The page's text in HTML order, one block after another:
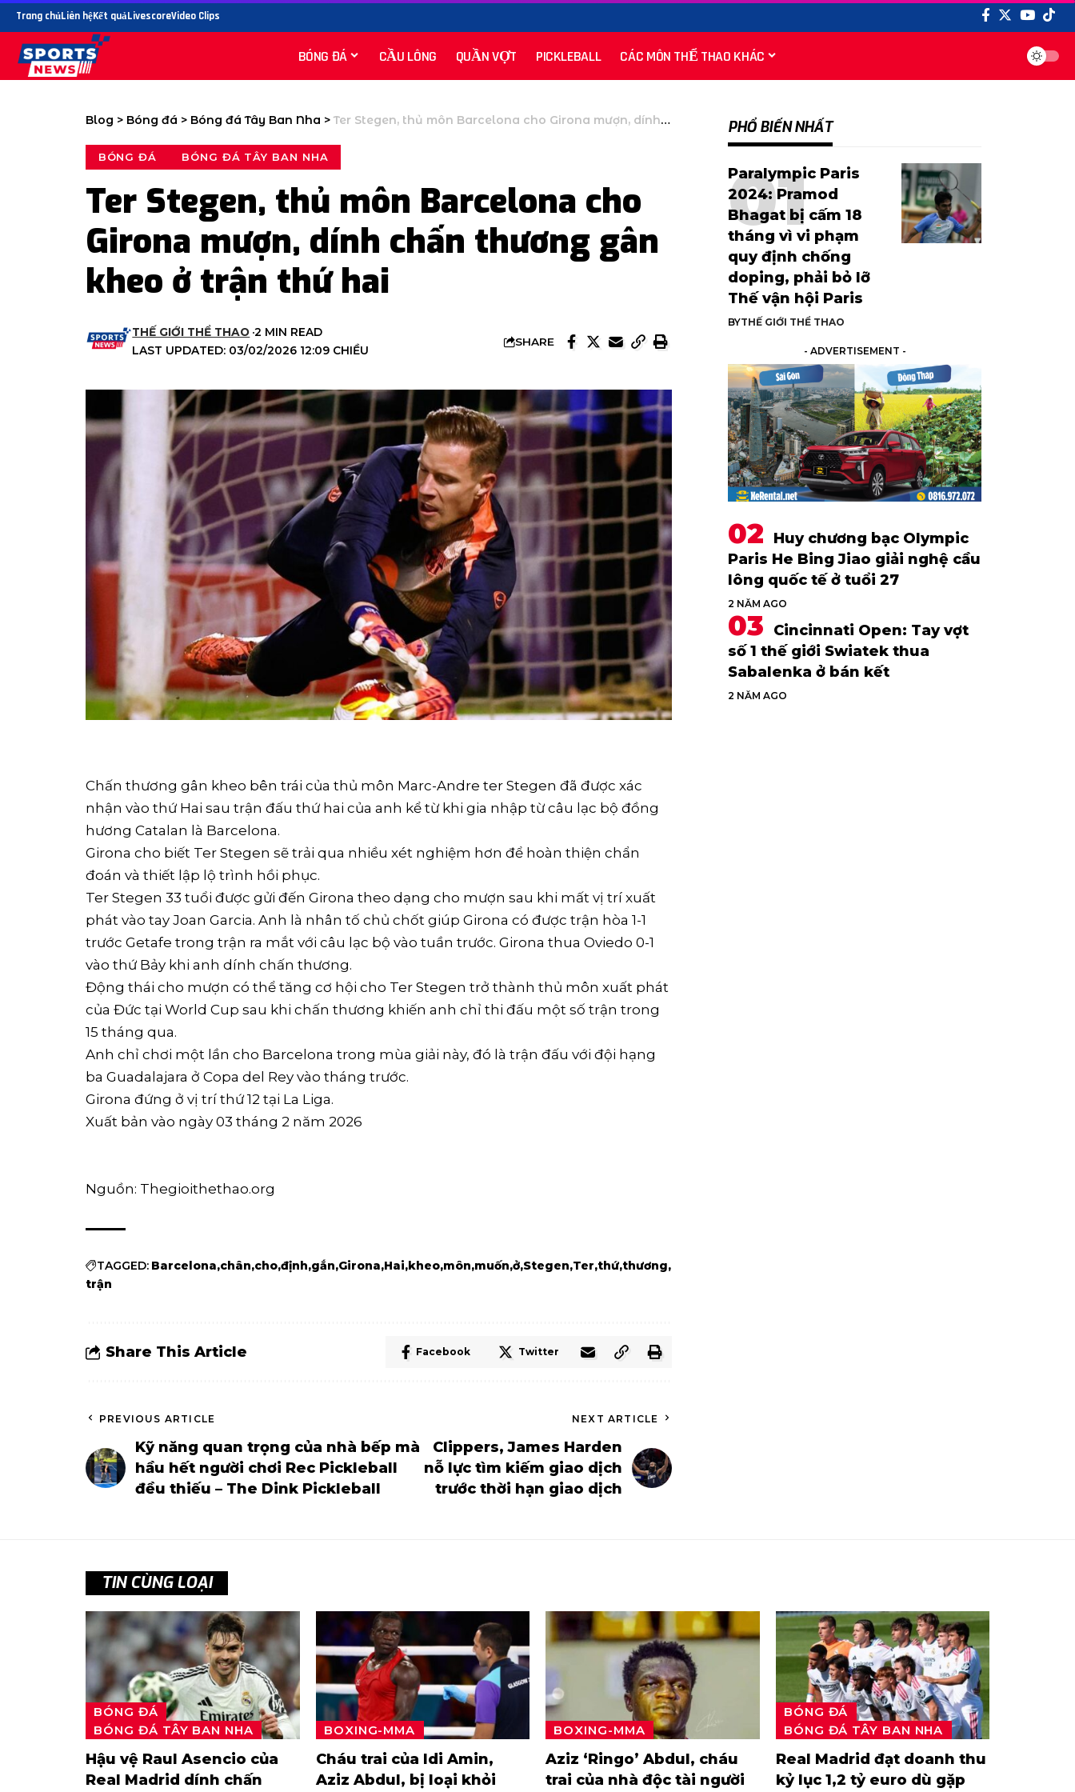
Trang chủLiên hệKết quảLivescoreVideo Clips
BÓNG ĐÁ CẦU LÔNG QUẦN VỢT PICKLEBALL CÁC MÔN THỂ THAO KHÁC
Blog > Bóng đá > Bóng đá Tây Ban Nha > Ter Stegen, thủ môn Barcelona cho Girona mượn, dính chấn thương gân kheo ở trận thứ hai
BÓNG ĐÁ BÓNG ĐÁ TÂY BAN NHA
Ter Stegen, thủ môn Barcelona cho
Girona mượn, dính chấn thương gân
kheo ở trận thứ hai
LAST UPDATED: 03/02/2026 12:09 CHIỀU
THẾ GIỚI THỂ THAO 2 MIN READ
SHARE
Chấn thương gân kheo bên trái của thủ môn Marc-Andre ter Stegen đã được xác
nhận vào thứ Hai sau trận đấu thứ hai của anh kể từ khi gia nhập từ câu lạc bộ đồng
hương Catalan là Barcelona.
Girona cho biết Ter Stegen sẽ trải qua nhiều xét nghiệm hơn để hoàn thiện chẩn
đoán và thiết lập lộ trình hồi phục.
Ter Stegen 33 tuổi được gửi đến Girona theo dạng cho mượn sau khi mất vị trí xuất
phát vào tay Joan Garcia. Anh là nhân tố chủ chốt giúp Girona có được trận hòa 1-1
trước Getafe trong trận ra mắt với câu lạc bộ vào tuần trước. Girona thua Oviedo 0-1
vào thứ Bảy khi anh dính chấn thương.
Động thái cho mượn có thể tăng cơ hội cho Ter Stegen trở thành thủ môn xuất phát
của Đức tại World Cup sau khi chấn thương khiến anh chỉ thi đấu một số trận trong
15 tháng qua.
Anh chỉ chơi một lần cho Barcelona trong mùa giải này, đó là trận đấu với đội hạng
ba Guadalajara ở Copa del Rey vào tháng trước.
Girona đứng ở vị trí thứ 12 tại La Liga.
Xuất bản vào ngày 03 tháng 2 năm 2026
Nguồn: Thegioithethao.org
TAGGED: Barcelona chân cho định gắn Girona Hai kheo môn muốn ở Stegen Ter thứ thương
trận
Share This Article Facebook Twitter
PREVIOUS ARTICLE
Kỹ năng quan trọng của nhà bếp mà
hầu hết người chơi Rec Pickleball
đều thiếu – The Dink Pickleball
NEXT ARTICLE
Clippers, James Harden
nỗ lực tìm kiếm giao dịch
trước thời hạn giao dịch
PHỔ BIẾN NHẤT
Paralympic Paris
2024: Pramod
Bhagat bị cấm 18
tháng vì vi phạm
quy định chống
doping, phải bỏ lỡ
Thế vận hội Paris
BYTHẾ GIỚI THỂ THAO
- ADVERTISEMENT -
Huy chương bạc Olympic
Paris He Bing Jiao giải nghệ cầu
lông quốc tế ở tuổi 27
2 NĂM AGO
Cincinnati Open: Tay vợt
số 1 thế giới Swiatek thua
Sabalenka ở bán kết
2 NĂM AGO
TIN CÙNG LOẠI
BÓNG ĐÁ
BÓNG ĐÁ TÂY BAN NHA
Hậu vệ Raul Asencio của
Real Madrid dính chấn
BOXING-MMA
Cháu trai của Idi Amin,
Aziz Abdul, bị loại khỏi
BOXING-MMA
Aziz ‘Ringo’ Abdul, cháu
trai của nhà độc tài người
BÓNG ĐÁ
BÓNG ĐÁ TÂY BAN NHA
Real Madrid đạt doanh thu
kỷ lục 1,2 tỷ euro dù gặp